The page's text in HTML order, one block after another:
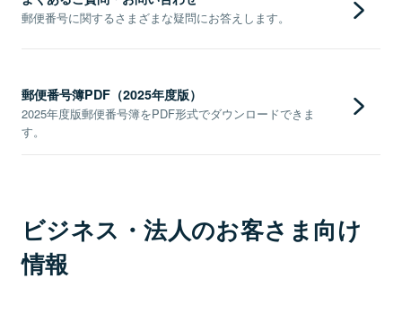
郵便番号に関するさまざまな疑問にお答えします。
郵便番号簿PDF（2025年度版）
2025年度版郵便番号簿をPDF形式でダウンロードできま
す。
ビジネス・法人のお客さま向け
情報